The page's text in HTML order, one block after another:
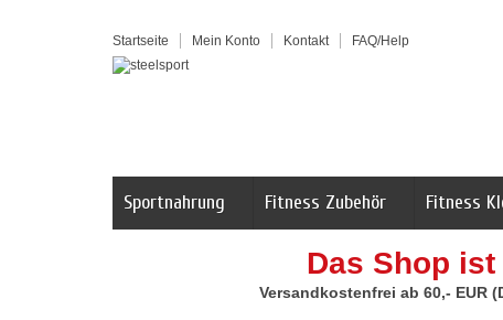
Startseite Mein Konto Kontakt FAQ/Help
Sportnahrung Fitness Zubehör Fitness
Das Shop
Versandkostenfrei ab 60,- EUR